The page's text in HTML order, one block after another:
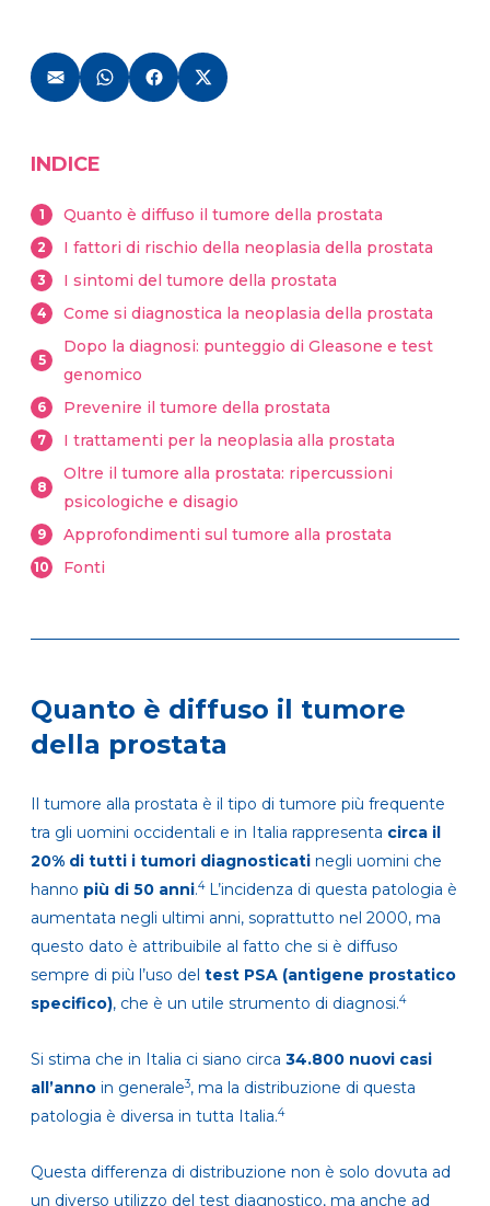
INDICE
1 Quanto è diffuso il tumore della prostata
2 I fattori di rischio della neoplasia della prostata
3 I sintomi del tumore della prostata
4 Come si diagnostica la neoplasia della prostata
5
Dopo la diagnosi: punteggio di Gleasone e test
genomico
6 Prevenire il tumore della prostata
7 I trattamenti per la neoplasia alla prostata
8
Oltre il tumore alla prostata: ripercussioni
psicologiche e disagio
9 Approfondimenti sul tumore alla prostata
10 Fonti
Quanto è diffuso il tumore
della prostata
Il tumore alla prostata è il tipo di tumore più frequente
tra gli uomini occidentali e in Italia rappresenta circa il
20% di tutti i tumori diagnosticati negli uomini che
hanno più di 50 anni.4L’incidenza di questa patologia è
aumentata negli ultimi anni, soprattutto nel 2000, ma
questo dato è attribuibile al fatto che si è diffuso
sempre di più l’uso del test PSA (antigene prostatico
specifico), che è un utile strumento di diagnosi.4
Si stima che in Italia ci siano circa 34.800 nuovi casi
all’anno in generale3, ma la distribuzione di questa
patologia è diversa in tutta Italia.4
Questa differenza di distribuzione non è solo dovuta ad
un diverso utilizzo del test diagnostico, ma anche ad